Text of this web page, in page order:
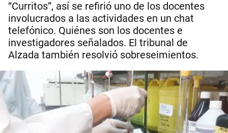
“Curritos”, así se refirió uno de los docentes
involucrados a las actividades en un chat
telefónico. Quiénes son los docentes e
investigadores señalados. El tribunal de
Alzada también resolvió sobreseimientos.